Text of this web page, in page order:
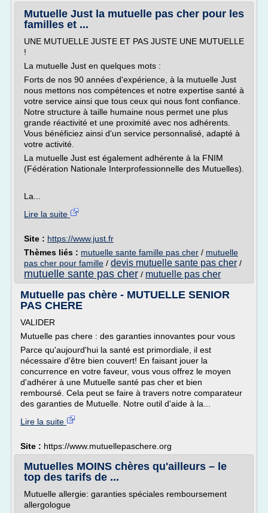
Mutuelle Just la mutuelle pas cher pour les
familles et ...
UNE MUTUELLE JUSTE ET PAS JUSTE UNE MUTUELLE
!
La mutuelle Just en quelques mots :
Forts de nos 90 années d'expérience, à la mutuelle Just
nous mettons nos compétences et notre expertise santé à
votre service ainsi que tous ceux qui nous font confiance.
Notre structure à taille humaine nous permet une plus
grande réactivité et une proximité avec nos adhérents.
Vous bénéficiez ainsi d'un service personnalisé, adapté à
votre activité.
La mutuelle Just est également adhérente à la FNIM
(Fédération Nationale Interprofessionnelle des Mutuelles).
La...
Lire la suite
Site : https://www.just.fr
Thèmes liés : mutuelle sante famille pas cher / mutuelle
pas cher pour famille / devis mutuelle sante pas cher /
mutuelle sante pas cher / mutuelle pas cher
Mutuelle pas chère - MUTUELLE SENIOR
PAS CHERE
VALIDER
Mutuelle pas chere : des garanties innovantes pour vous
Parce qu'aujourd'hui la santé est primordiale, il est
nécessaire d'être bien couvert! En faisant jouer la
concurrence en votre faveur, vous vous offrez le moyen
d'adhérer à une Mutuelle santé pas cher et bien
remboursé. Cela peut se faire à travers notre comparateur
des garanties de Mutuelle. Notre outil d'aide à la...
Lire la suite
Site : https://www.mutuellepaschere.org
Mutuelles MOINS chères qu'ailleurs – le
top des tarifs de ...
Mutuelle allergie: garanties spéciales remboursement
allergologue